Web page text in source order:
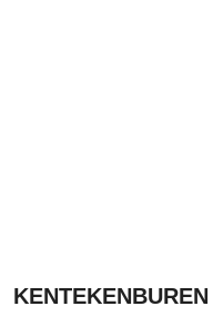
KENTEKENBUREN